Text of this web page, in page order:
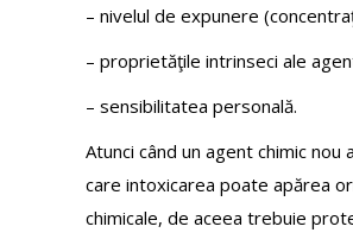
– nivelul de expunere
– proprietăţile intrinseci ale
– sensibilitatea personală.
Atunci când un agent chimic
care intoxicarea poate apărea
chimicale, de aceea trebuie